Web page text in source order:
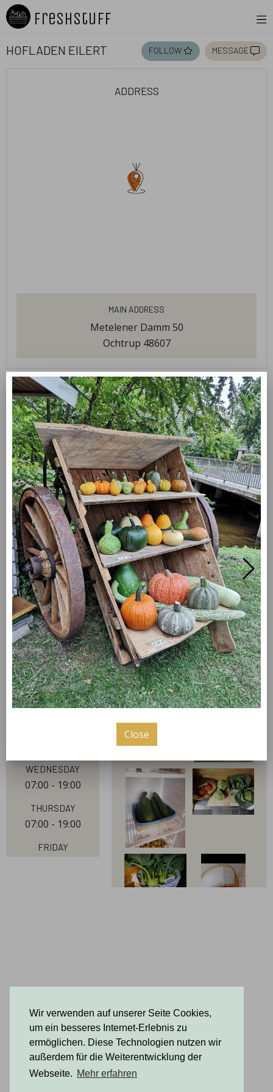
Wir verwenden auf unserer Seite Cookies,
um ein besseres Internet-Erlebnis zu
ermöglichen. Diese Technologien nutzen wir
außerdem für die Weiterentwicklung der
Webseite. Mehr erfahren
Freshstuff
Hofladen Eilert follow message
address
Main Address
Metelener Damm 50
Ochtrup 48607
products
Freiland Eier Kürbisse
Obst und Gemüse Grußkarten
Kartoffeln
welcome
Gutes regional kaufen. Täglich finden Sie frische
Freilandeier, Kartoffeln, leckeres Obst und Gemüse
der Saison bei uns im Hofladen in Ochtrup -
Langenhorst.
our hours
Monday
07:00 - 19:00
Wednesday
07:00 - 19:00
Thursday
07:00 - 19:00
Friday
pictures
Close